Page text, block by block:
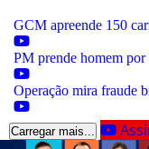
GCM apreende 150
PM prende homem por
Operação mira fraude
Carregar mais...